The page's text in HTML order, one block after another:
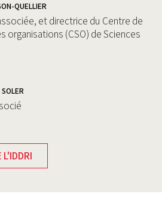
QUELLIER
et directrice du Centre de
organisations (CSO) de Sciences
L'IDDRI